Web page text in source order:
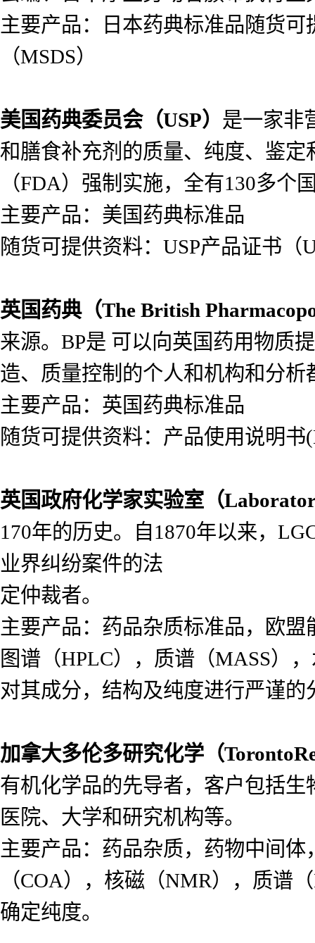
主要产品：日本药典标准品随货
（MSDS）
美国药典委员会（USP） 是一家非
和膳食补充剂的质量、纯度、鉴
（FDA）强制实施，全有130多个
主要产品：美国药典标准品
随货可提供资料：USP产品证书（
英国药典（The British
来源。BP是 可以向英国药用物质
造、质量控制的个人和机构和分析
主要产品：英国药典标准品
随货可提供资料：产品使用说明书
英国政府化学家实验室（
170年的历史。自1870年以来，
业界纠纷案件的法
定仲裁者。
主要产品：药品杂质标准品，欧
图谱（HPLC），质谱（MASS）
对其成分，结构及纯度进行严谨
加拿大多伦多研究化学（
有机化学品的先导者，客户包括
医院、大学和研究机构等。
主要产品：药品杂质，药物中间
（COA），核磁（NMR），质谱
确定纯度。